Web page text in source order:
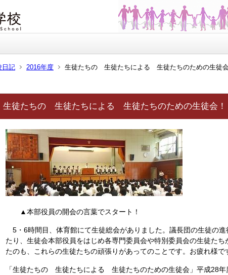
日記 2016年度 生徒たちの 生徒たちによる 生徒たちのための生徒会
生徒たちの 生徒たちによる 生徒たちのための生徒会！
▲本部役員の開会の言葉でスタート！
5・6時間目、体育館にて生徒総会がありました。議長団の生徒の
たり、生徒会本部役員をはじめ各専門委員会や特別委員会の生徒た
たのも、これらの生徒たちの頑張りがあってのことです。お疲れ様で
「生徒たちの 生徒たちによる 生徒たちのための生徒会」平成28年